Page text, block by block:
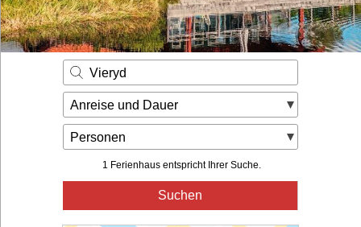
Gut zu wissen
Login
Vieryd
Anreise und Dauer
Personen
1 Ferienhaus entspricht Ihrer Suche.
Suchen